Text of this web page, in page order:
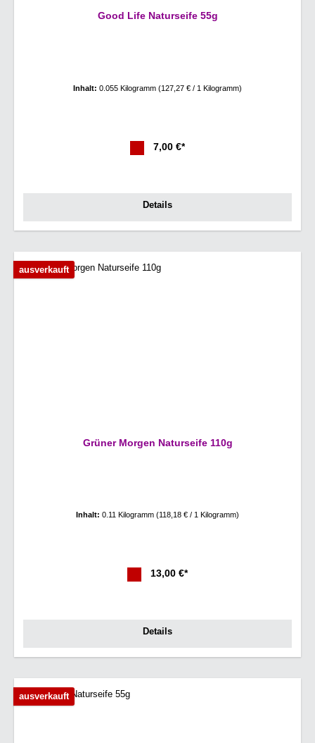
Good Life Naturseife 55g
Inhalt: 0.055 Kilogramm (127,27 € / 1 Kilogramm)
7,00 €*
Details
ausverkauft
Grüner Morgen Naturseife 110g
Inhalt: 0.11 Kilogramm (118,18 € / 1 Kilogramm)
13,00 €*
Details
ausverkauft